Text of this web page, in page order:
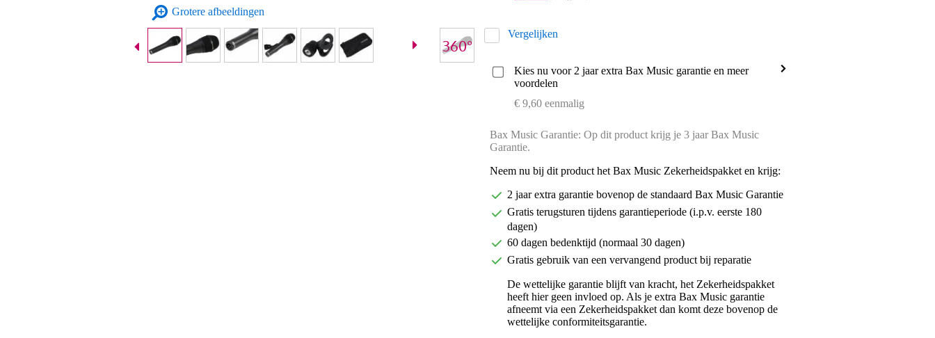
Grotere afbeeldingen
Vergelijken
Kies nu voor 2 jaar extra Bax Music garantie en meer
voordelen
€ 9,60 eenmalig
Bax Music Garantie: Op dit product krijg je 3 jaar Bax Music
Garantie.
Neem nu bij dit product het Bax Music Zekerheidspakket en krijg:
2 jaar extra garantie bovenop de standaard Bax Music Garantie
Gratis terugsturen tijdens garantieperiode (i.p.v. eerste 180
dagen)
60 dagen bedenktijd (normaal 30 dagen)
Gratis gebruik van een vervangend product bij reparatie
De wettelijke garantie blijft van kracht, het Zekerheidspakket
heeft hier geen invloed op. Als je extra Bax Music garantie
afneemt via een Zekerheidspakket dan komt deze bovenop de
wettelijke conformiteitsgarantie.